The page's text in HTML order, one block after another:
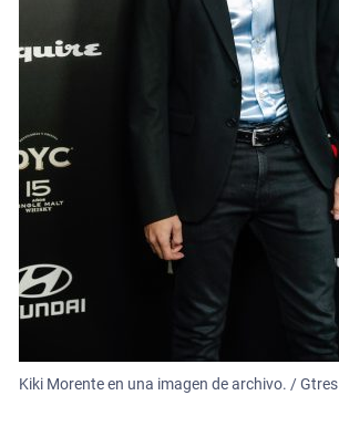
Kiki Morente en una imagen de archivo. / Gtres